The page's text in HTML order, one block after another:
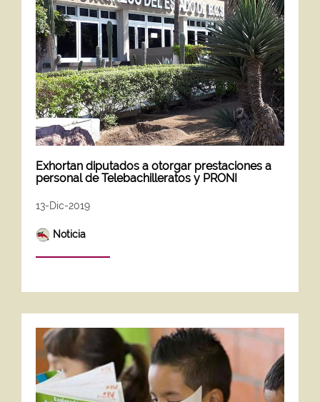
Exhortan diputados a otorgar prestaciones a
personal de Telebachilleratos y PRONI
13-Dic-2019
Noticia